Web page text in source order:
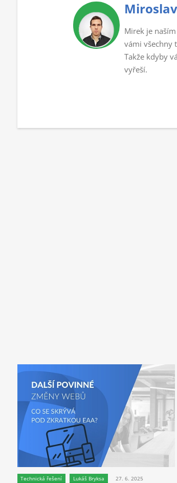
Mirek je
vámi všechny
Takže kdyby
vyřeší.
Technická řešení Lukáš Bryksa 27. 6. 2025